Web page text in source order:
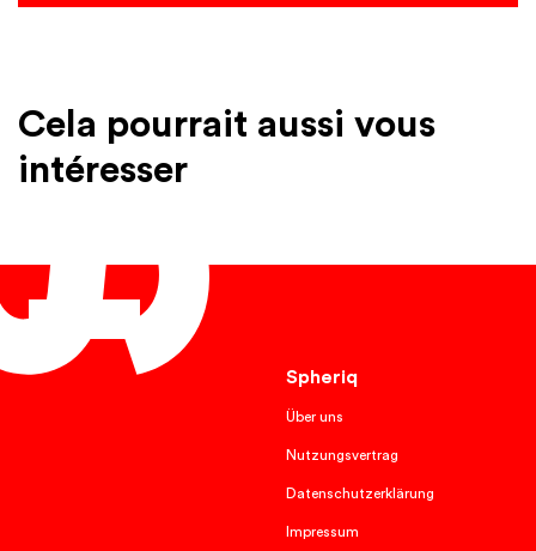
Cela pourrait aussi vous
intéresser
Spheriq
Über uns
Nutzungsvertrag
Datenschutzerklärung
Impressum